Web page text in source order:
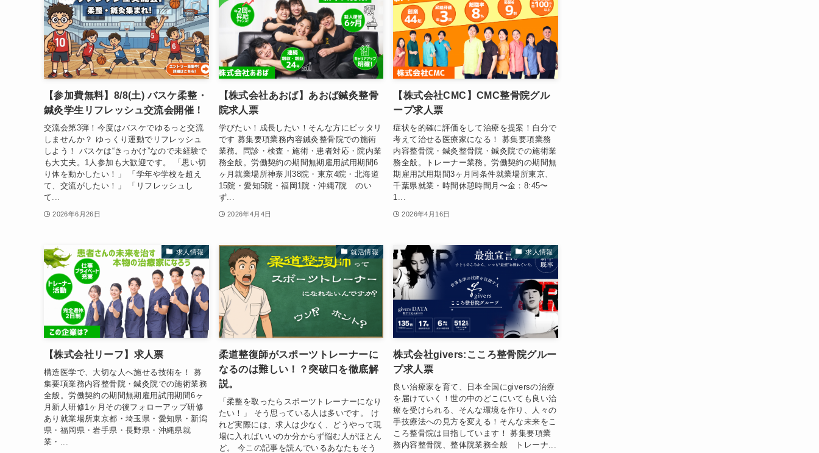
【参加費無料】8/8(土) バスケ柔整・
鍼灸学生リフレッシュ交流会開催！
交流会第3弾！今度はバスケでゆるっと交流
しませんか？ ゆっくり運動でリフレッシュ
しよう！ バスケは“きっかけ”なので未経験で
も大丈夫。1人参加も大歓迎です。 「思い切
り体を動かしたい！」 「学年や学校を超え
て、交流がしたい！」 「リフレッシュし
て...
2026年6月26日
【株式会社あおば】あおば鍼灸整骨
院求人票
学びたい！成長したい！そんな方にピッタリ
です 募集要項業務内容鍼灸整骨院での施術
業務。問診・検査・施術・患者対応・院内業
務全般。労働契約の期間無期雇用試用期間6
ヶ月就業場所神奈川38院・東京4院・北海道
15院・愛知5院・福岡1院・沖縄7院 のい
ず...
2026年4月4日
【株式会社CMC】CMC整骨院グル
ープ求人票
症状を的確に評価をして治療を提案！自分で
考えて治せる医療家になる！ 募集要項業務
内容整骨院・鍼灸整骨院・鍼灸院での施術業
務全般。トレーナー業務。労働契約の期間無
期雇用試用期間3ヶ月同条件就業場所東京、
千葉県就業・時間休憩時間月〜金：8:45〜
1...
2026年4月16日
求人情報
【株式会社リーフ】求人票
構造医学で、大切な人へ施せる技術を！ 募
集要項業務内容整骨院・鍼灸院での施術業務
全般。労働契約の期間無期雇用試用期間6ヶ
月新人研修1ヶ月その後フォローアップ研修
あり就業場所東京都・埼玉県・愛知県・新潟
県・福岡県・岩手県・長野県・沖縄県就
業・...
就活情報
柔道整復師がスポーツトレーナーに
なるのは難しい！？突破口を徹底解
説。
「柔整を取ったらスポーツトレーナーになり
たい！」 そう思っている人は多いです。 け
れど実際には、求人は少なく、どうやって現
場に入ればいいのか分からず悩む人がほとん
ど。 今この記事を読んでいるあなたもそう
求人情報
株式会社givers:こころ整骨院グルー
プ求人票
良い治療家を育て、日本全国にgiversの治療
を届けていく！世の中のどこにいても良い治
療を受けられる、そんな環境を作り、人々の
手技療法への見方を変える！そんな未来をこ
ころ整骨院は目指しています！ 募集要項業
務内容整骨院、整体院業務全般 トレーナ...